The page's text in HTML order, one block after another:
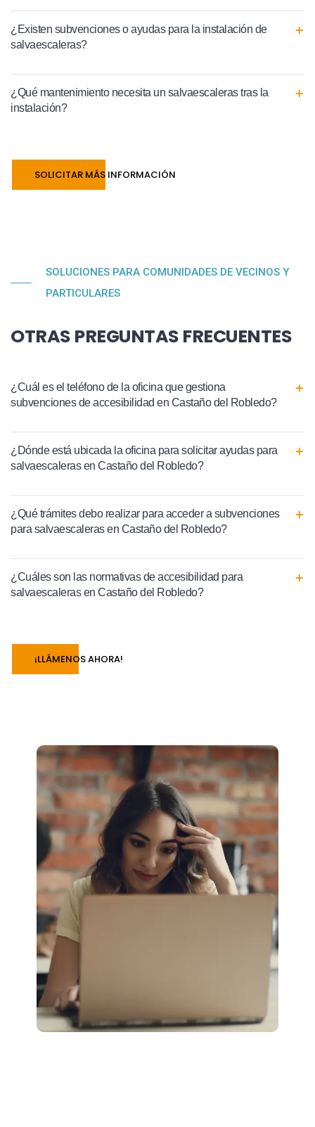
¿Existen subvenciones o ayudas para la instalación de
salvaescaleras?
¿Qué mantenimiento necesita un salvaescaleras tras la
instalación?
SOLICITAR MÁS INFORMACIÓN
SOLUCIONES PARA COMUNIDADES DE VECINOS Y
PARTICULARES
OTRAS PREGUNTAS FRECUENTES
¿Cuál es el teléfono de la oficina que gestiona
subvenciones de accesibilidad en Castaño del Robledo?
¿Dónde está ubicada la oficina para solicitar ayudas para
salvaescaleras en Castaño del Robledo?
¿Qué trámites debo realizar para acceder a subvenciones
para salvaescaleras en Castaño del Robledo?
¿Cuáles son las normativas de accesibilidad para
salvaescaleras en Castaño del Robledo?
¡LLÁMENOS AHORA!